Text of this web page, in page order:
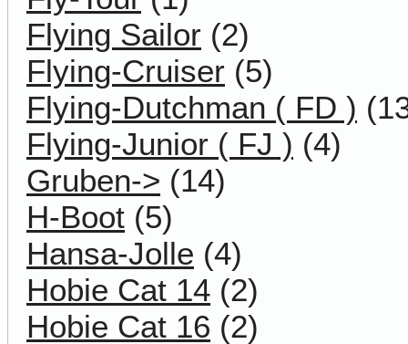
Flying Sailor (2)
Flying-Cruiser (5)
Flying-Dutchman ( FD )
Flying-Junior ( FJ ) (4)
Gruben-> (14)
H-Boot (5)
Hansa-Jolle (4)
Hobie Cat 14 (2)
Hobie Cat 16 (2)